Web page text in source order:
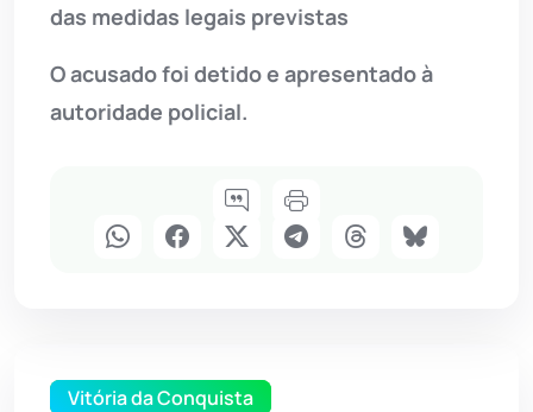
das medidas legais previstas
O acusado foi detido e apresentado à
autoridade policial.
Vitória da Conquista